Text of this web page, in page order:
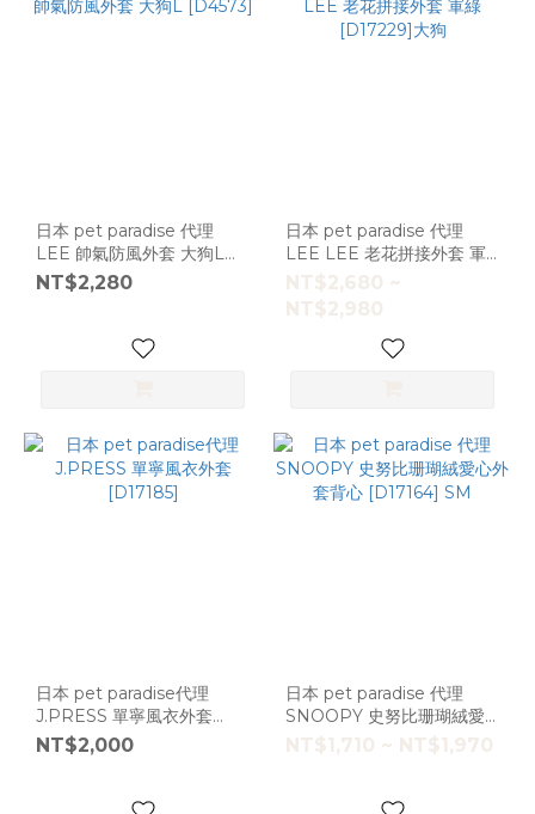
日本 pet paradise 代理
LEE 帥氣防風外套 大狗L
[D4573]
NT$2,280
日本 pet paradise 代理
LEE LEE 老花拼接外套 軍
綠[D17229]大狗
NT$2,680 ~
NT$2,980
日本 pet paradise代理
J.PRESS 單寧風衣外套
[D17185]
NT$2,000
日本 pet paradise 代理
SNOOPY 史努比珊瑚絨愛
心外套背心 [D17164] SM
NT$1,710 ~ NT$1,970